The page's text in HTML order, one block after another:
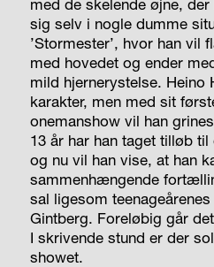
med de skelende øjne,
sig selv i nogle dumme
’Stormester’, hvor han vil
med hovedet og ender
mild hjernerystelse. Heino
karakter, men med sit
onemanshow vil han
13 år har han taget tilløb
og nu vil han vise, at han
sammenhængende
sal ligesom
Gintberg. Foreløbig går
I skrivende stund er der
showet.